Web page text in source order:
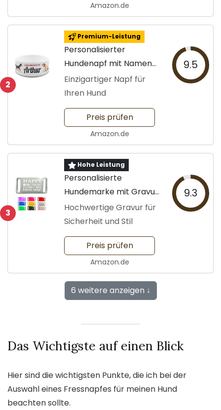
Amazon.de
2
Premium-Leistung
Personalisierter
Hundenapf mit Namen
gestalten
Einzigartiger Napf für
Ihren Hund
9.5
Preis prüfen
Amazon.de
3
Hohe Leistung
Personalisierte
Hundemarke mit Gravur
für Haustiere
Hochwertige Gravur für
Sicherheit und Stil
9.3
Preis prüfen
Amazon.de
6 weitere anzeigen ↓
Das Wichtigste auf einen Blick
Hier sind die wichtigsten Punkte, die ich bei der
Auswahl eines Fressnapfes für meinen Hund
beachten sollte.